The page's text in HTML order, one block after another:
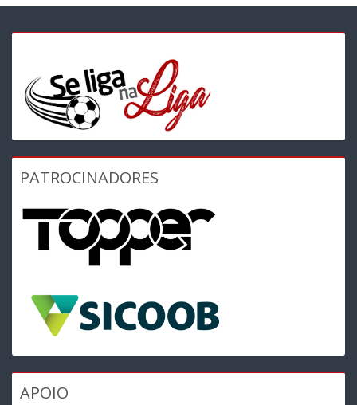
PATROCINADORES
APOIO